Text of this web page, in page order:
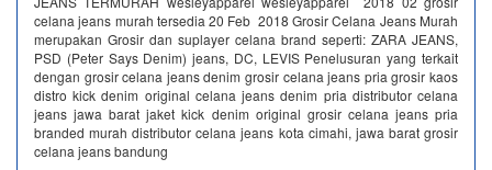
celana jeans murah tersedia 20 Feb 2018 Grosir Celana Jeans Murah
merupakan Grosir dan suplayer celana brand seperti: ZARA JEANS,
PSD (Peter Says Denim) jeans, DC, LEVIS Penelusuran yang terkait
dengan grosir celana jeans denim grosir celana jeans pria grosir kaos
distro kick denim original celana jeans denim pria distributor celana
jeans jawa barat jaket kick denim original grosir celana jeans pria
branded murah distributor celana jeans kota cimahi, jawa barat grosir
celana jeans bandung